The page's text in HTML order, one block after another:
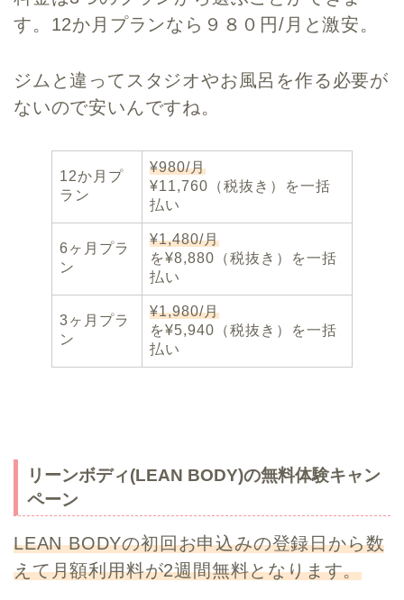
す。12か月プランなら９８０円/月と激安。
ジムと違ってスタジオやお風呂を作る必要が
ないので安いんですね。
12か月プ
ラン
¥980/月
¥11,760（税抜き）を一括
払い
6ヶ月プラ
ン
¥1,480/月
を¥8,880（税抜き）を一括
払い
3ヶ月プラ
ン
¥1,980/月
を¥5,940（税抜き）を一括
払い
リーンボディ(LEAN BODY)の無料体験キャン
ペーン
LEAN BODYの初回お申込みの登録日から数
えて月額利用料が2週間無料となります。